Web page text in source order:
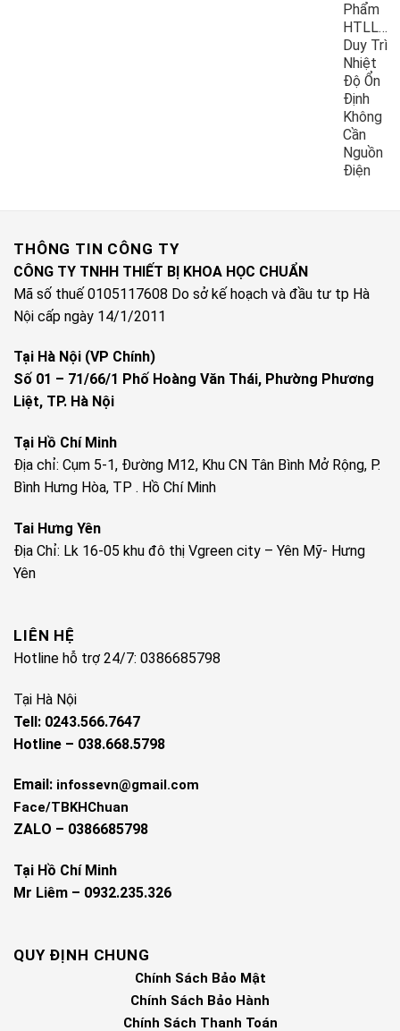
Phẩm
Duy Trì
Nhiệt
Độ Ổn
Định
Không
Cần
Nguồn
Điện
THÔNG TIN CÔNG TY
CÔNG TY TNHH THIẾT BỊ KHOA HỌC CHUẨN
Mã số thuế 0105117608 Do sở kế hoạch và đầu tư tp Hà
Nội cấp ngày 14/1/2011
Tại Hà Nội (VP Chính)
Số 01 – 71/66/1 Phố Hoàng Văn Thái, Phường Phương
Liệt, TP. Hà Nội
Tại Hồ Chí Minh
Địa chỉ: Cụm 5-1, Đường M12, Khu CN Tân Bình Mở Rộng, P.
Bình Hưng Hòa, TP . Hồ Chí Minh
Tai Hưng Yên
Địa Chỉ: Lk 16-05 khu đô thị Vgreen city – Yên Mỹ- Hưng
Yên
LIÊN HỆ
Hotline hỗ trợ 24/7: 0386685798
Tại Hà Nội
Tell: 0243.566.7647
Hotline – 038.668.5798
Email: infossevn@gmail.com
Face/TBKHChuan
ZALO – 0386685798
Tại Hồ Chí Minh
Mr Liêm – 0932.235.326
QUY ĐỊNH CHUNG
Chính Sách Bảo Mật
Chính Sách Bảo Hành
Chính Sách Thanh Toán